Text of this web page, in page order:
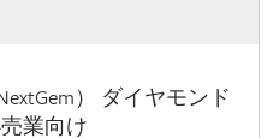
） ダイヤモンド
業向け